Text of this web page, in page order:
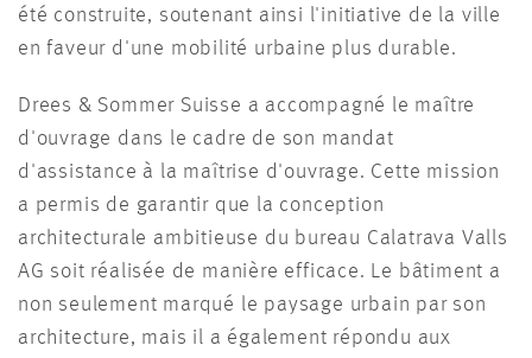
été construite, soutenant ainsi l'initiative de la ville
en faveur d'une mobilité urbaine plus durable.
Drees & Sommer Suisse a accompagné le maître
d'ouvrage dans le cadre de son mandat
d'assistance à la maîtrise d'ouvrage. Cette mission
a permis de garantir que la conception
architecturale ambitieuse du bureau Calatrava Valls
AG soit réalisée de manière efficace. Le bâtiment a
non seulement marqué le paysage urbain par son
architecture, mais il a également répondu aux